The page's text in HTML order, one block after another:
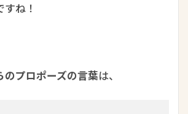
ね！
のプロポーズの言葉は、